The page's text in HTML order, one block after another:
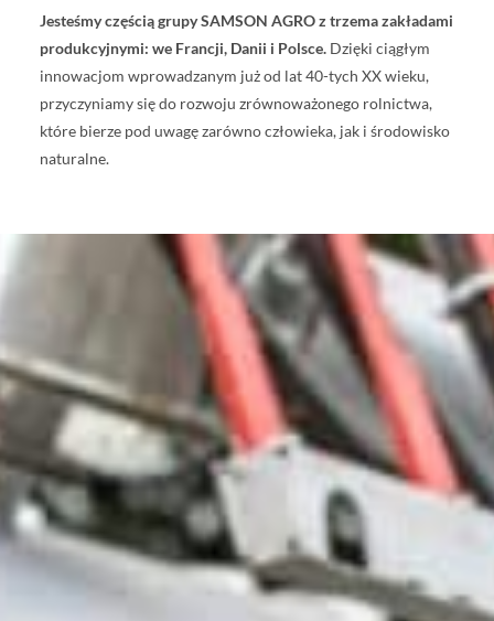
Jesteśmy częścią grupy SAMSON AGRO z trzema zakładami
produkcyjnymi: we Francji, Danii i Polsce.Dzięki ciągłym
innowacjom wprowadzanym już od lat 40-tych XX wieku,
przyczyniamy się do rozwoju zrównoważonego rolnictwa,
które bierze pod uwagę zarówno człowieka, jak i środowisko
naturalne.